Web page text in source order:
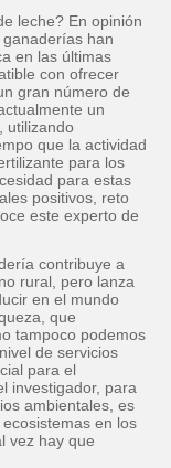
leche? En opinión
han
en las últimas
con ofrecer
gran número de
un
utilizando
que la actividad
para los
para estas
positivos, reto
este experto de
contribuye a
rural, pero lanza
en el mundo
que
tampoco podemos
de servicios
para el
investigador, para
ambientales, es
en los
vez hay que